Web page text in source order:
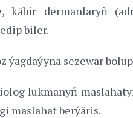
käbir dermanlaryň
biler.
ýagdaýyna sezewar
lukmanyň
maslahat berýäris.